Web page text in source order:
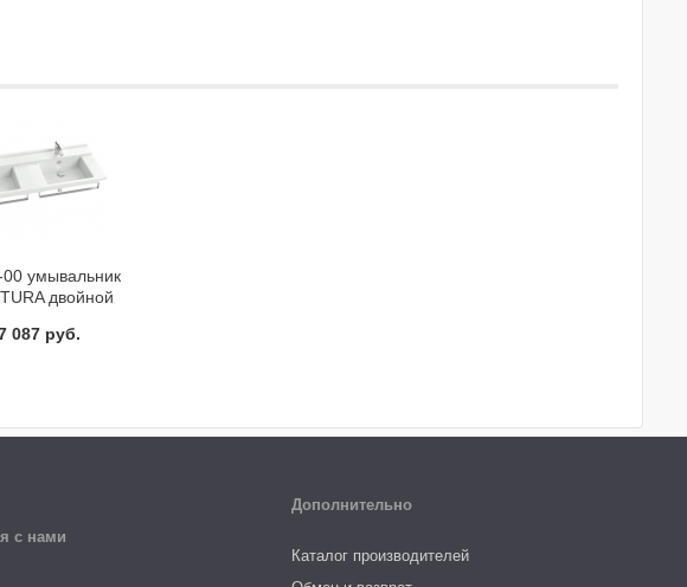
00 умывальник
двойной
087 руб.
с нами
Дополнительно
Каталог производителей